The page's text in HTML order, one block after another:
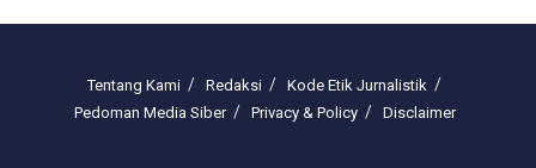
Tentang Kami Redaksi
Kode Etik Jurnalistik
Pedoman Media Siber
Privacy & Policy Disclaimer